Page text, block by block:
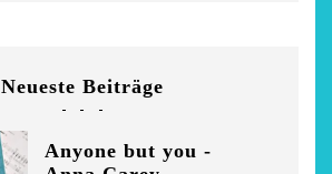
Neueste Beiträge
Anyone but you -